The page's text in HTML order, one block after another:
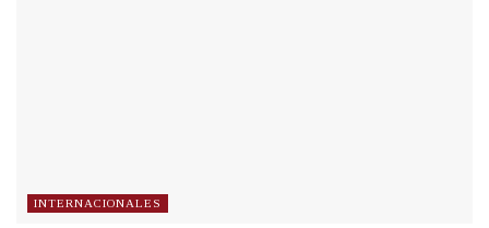
INTERNACIONALES